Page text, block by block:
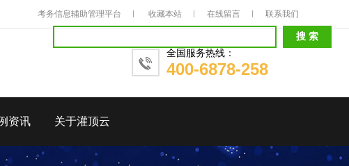
考务信息辅助管理平台 收藏本站 在线留言 联系我们
全国服务热线：
400-6878-258
资讯 关于灌顶云